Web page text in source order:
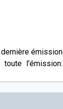
émission
l'émission: